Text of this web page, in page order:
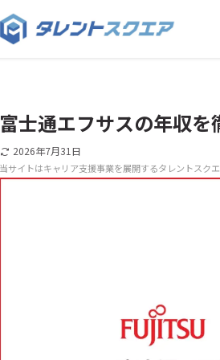
富士通エフサスの年収
2026年7月31日